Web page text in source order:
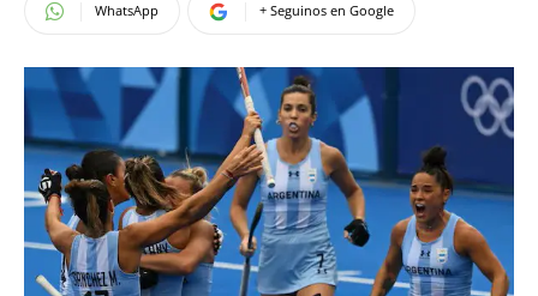
WhatsApp + Seguinos en Google